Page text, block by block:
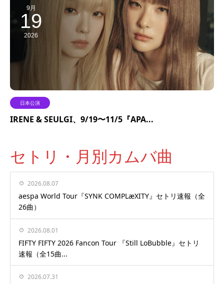
9月
19
2026
日本公演
IRENE & SEULGI、9/19〜11/5『APA...
セトリ・月別カムバ曲
2026.08.07
aespa World Tour『SYNK COMPLæXITY』セトリ速報（全
26曲）
2026.08.01
FIFTY FIFTY 2026 Fancon Tour 『Still LoBubble』セトリ
速報（全15曲...
2026.07.31